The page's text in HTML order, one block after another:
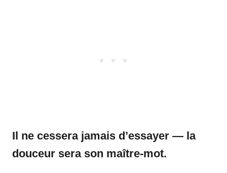
Il ne cessera jamais d’essayer — la
douceur sera son maître-mot.